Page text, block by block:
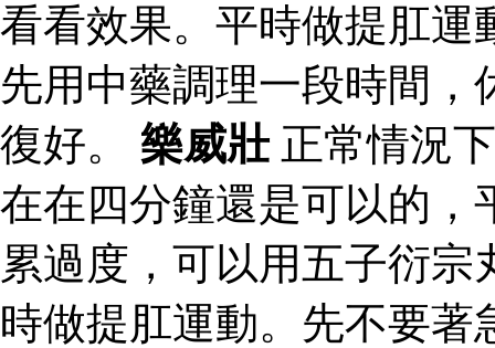
看看效果。平時做提肛運
先用中藥調理一段時間
復好。 樂威壯正常情況
在在四分鐘還是可以的，
累過度，可以用五子衍
時做提肛運動。先不要